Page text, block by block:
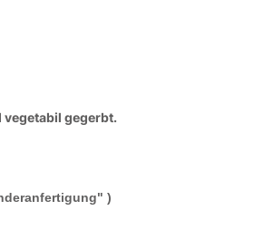
vegetabil gegerbt.
)